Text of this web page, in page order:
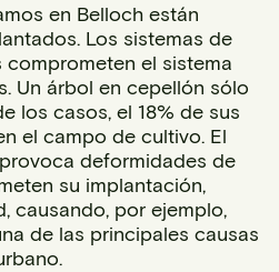
en Belloch están
Los sistemas de
el sistema
Un árbol en cepellón sólo
los casos, el 18% de sus
el campo de cultivo. El
deformidades de
su implantación,
causando, por ejemplo,
de las principales causas